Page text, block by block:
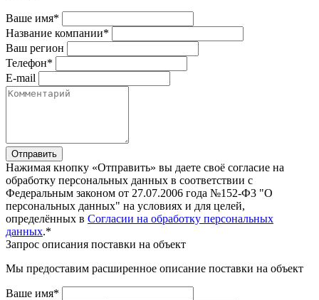
Ваше имя*
Название компании*
Ваш регион
Телефон*
E-mail
Отправить
Нажимая кнопку «Отправить» вы даете своё согласие на
обработку персональных данных в соответствии с
Федеральным законом от 27.07.2006 года №152-Ф3 "О
персональных данных" на условиях и для целей,
определённых в Согласии на обработку персональных
данных.*
Запрос описания поставки на объект
Мы предоставим расширенное описание поставки на объект
Ваше имя*